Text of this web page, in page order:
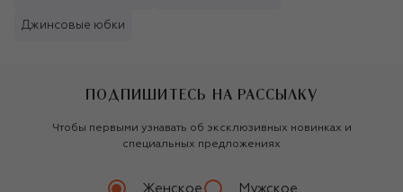
Джинсовые юбки
ПОДПИШИТЕСЬ НА РАССЫЛКУ
Чтобы первыми узнавать об эксклюзивных новинках и
специальных предложениях
Женское Мужское